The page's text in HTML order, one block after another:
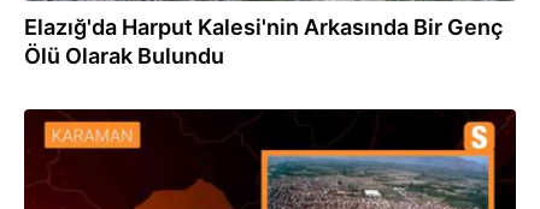
Elazığ'da Harput Kalesi'nin Arkasında Bir Genç
Ölü Olarak Bulundu
26.01.2024